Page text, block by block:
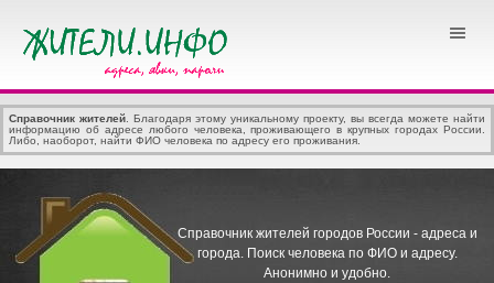
Справочник жителей . Благодаря этому уникальному проекту, вы всегда можете найти
информацию об адресе любого человека, проживающего в крупных городах России.
Либо, наоборот, найти ФИО человека по адресу его проживания.
Справочник жителей городов России - адреса и
города. Поиск человека по ФИО и адресу.
Анонимно и удобно.